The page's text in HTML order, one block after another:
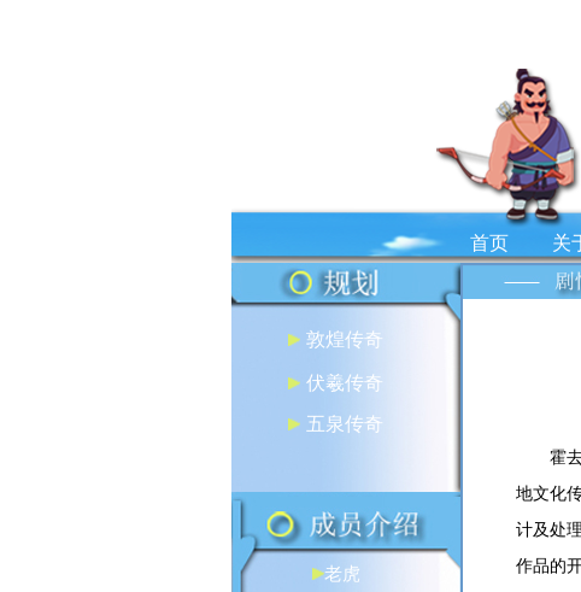
首页 关
敦煌传奇
伏羲传奇
五泉传奇
霍去病
地文化
计及处
作品的
老虎